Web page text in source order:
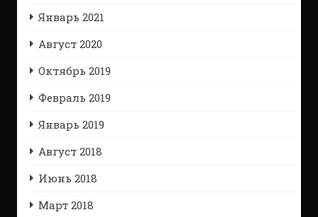
Январь 2021
Август 2020
Октябрь 2019
Февраль 2019
Январь 2019
Август 2018
Июнь 2018
Март 2018